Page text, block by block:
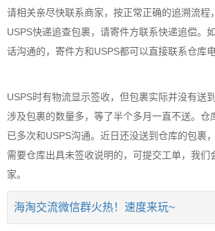
请相关亲尽快联系商家，按正常正确的追溯流程
USPS快递追查包裹，请寄件方联系快递追偿。
话沟通的，寄件方和USPS都可以直接联系仓库
USPS时有物流显示签收，但包裹实际并没有送
涉及包裹的数量多，等了半个多月一直不送。仓
已多次和USPS沟通。近日还没送到仓库的包裹
需要仓库出具未签收说明的，可提交工单，我们
家。
海淘交流微信群火热！速度来玩~